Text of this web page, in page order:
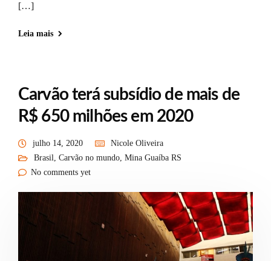
[…]
Leia mais
Carvão terá subsídio de mais de
R$ 650 milhões em 2020
julho 14, 2020
Nicole Oliveira
Brasil, Carvão no mundo, Mina Guaíba RS
No comments yet